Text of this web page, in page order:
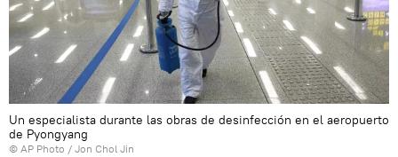
Un especialista durante las obras de desinfección en el aeropuerto
de Pyongyang
© AP Photo / Jon Chol Jin